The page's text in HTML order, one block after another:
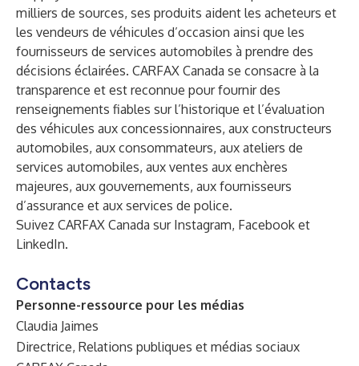
milliers de sources, ses produits aident les acheteurs et
les vendeurs de véhicules d’occasion ainsi que les
fournisseurs de services automobiles à prendre des
décisions éclairées. CARFAX Canada se consacre à la
transparence et est reconnue pour fournir des
renseignements fiables sur l’historique et l’évaluation
des véhicules aux concessionnaires, aux constructeurs
automobiles, aux consommateurs, aux ateliers de
services automobiles, aux ventes aux enchères
majeures, aux gouvernements, aux fournisseurs
d’assurance et aux services de police.
Suivez CARFAX Canada sur Instagram, Facebook et
LinkedIn.
Contacts
Personne-ressource pour les médias
Claudia Jaimes
Directrice, Relations publiques et médias sociaux